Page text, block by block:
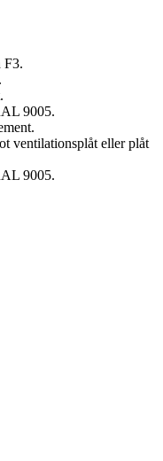
F3.
9005.
ventilationsplåt eller plåt
9005.